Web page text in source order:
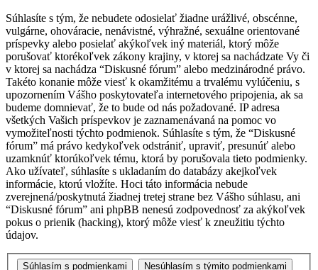
Súhlasíte s tým, že nebudete odosielať žiadne urážlivé, obscénne,
vulgárne, ohováracie, nenávistné, výhražné, sexuálne orientované
príspevky alebo posielať akýkoľvek iný materiál, ktorý môže
porušovať ktorékoľvek zákony krajiny, v ktorej sa nachádzate Vy či
v ktorej sa nachádza “Diskusné fórum” alebo medzinárodné právo.
Takéto konanie môže viesť k okamžitému a trvalému vylúčeniu, s
upozornením Vášho poskytovateľa internetového pripojenia, ak sa
budeme domnievať, že to bude od nás požadované. IP adresa
všetkých Vašich príspevkov je zaznamenávaná na pomoc vo
vymožiteľnosti týchto podmienok. Súhlasíte s tým, že “Diskusné
fórum” má právo kedykoľvek odstrániť, upraviť, presunúť alebo
uzamknúť ktorúkoľvek tému, ktorá by porušovala tieto podmienky.
Ako užívateľ, súhlasíte s ukladaním do databázy akejkoľvek
informácie, ktorú vložíte. Hoci táto informácia nebude
zverejnená/poskytnutá žiadnej tretej strane bez Vášho súhlasu, ani
“Diskusné fórum” ani phpBB nenesú zodpovednosť za akýkoľvek
pokus o prienik (hacking), ktorý môže viesť k zneužitiu týchto
údajov.